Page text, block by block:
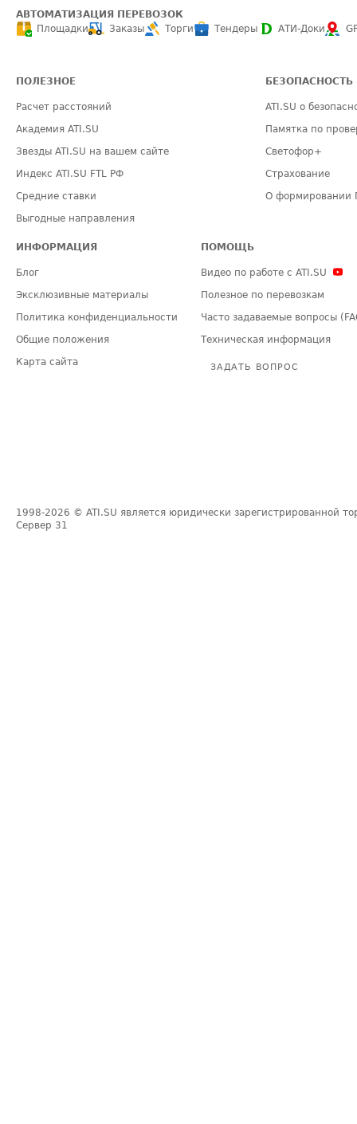
АВТОМАТИЗАЦИЯ ПЕРЕВОЗОК
Площадки
Заказы Торги Тендеры АТИ-Доки
ПОЛЕЗНОЕ
Расчет расстояний
Академия ATI.SU
Звезды ATI.SU на вашем сайте
Индекс ATI.SU FTL РФ
Средние ставки
Выгодные направления
БЕЗОПАСНОСТЬ
ATI.SU о
Памятка по
Светофор+
Страхование
О формировании
ИНФОРМАЦИЯ
Блог
Эксклюзивные материалы
Политика конфиденциальности
Общие положения
Карта сайта
ПОМОЩЬ
Видео по работе с ATI.SU
Полезное по перевозкам
Часто задаваемые вопросы
Техническая информация
ЗАДАТЬ ВОПРОС
1998-2026 © ATI.SU является юридически зарегистрированной
Сервер 31